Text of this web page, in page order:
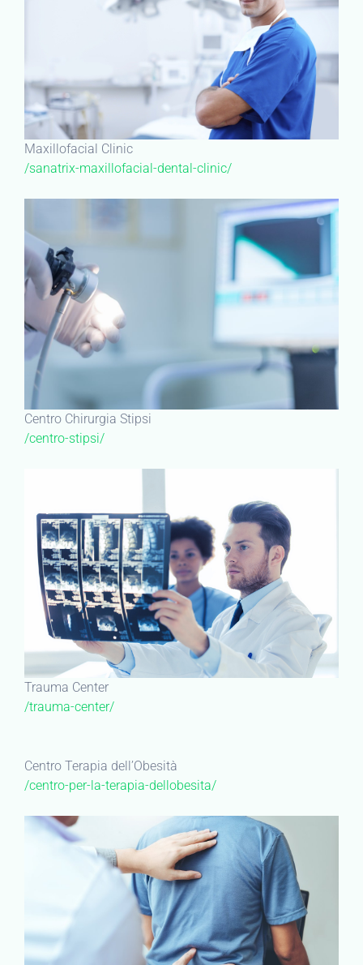
Maxillofacial Clinic
/sanatrix-maxillofacial-dental-clinic/
Centro Chirurgia Stipsi
/centro-stipsi/
Trauma Center
/trauma-center/
Centro Terapia dell’Obesità
/centro-per-la-terapia-dellobesita/